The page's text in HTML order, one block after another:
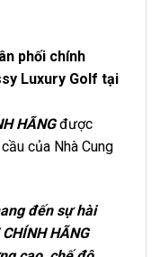
phối chính
Luxury Golf tại
HÃNGđược
của Nhà Cung
đến sự hài
HÃNG